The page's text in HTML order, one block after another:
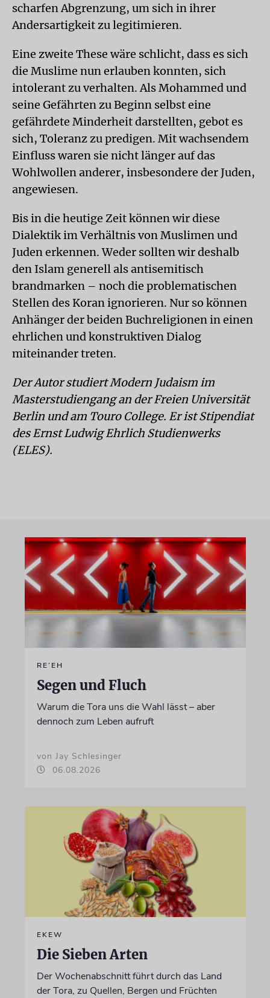
scharfen Abgrenzung, um sich in ihrer
Andersartigkeit zu legitimieren.
Eine zweite These wäre schlicht, dass es sich
die Muslime nun erlauben konnten, sich
intolerant zu verhalten. Als Mohammed und
seine Gefährten zu Beginn selbst eine
gefährdete Minderheit darstellten, gebot es
sich, Toleranz zu predigen. Mit wachsendem
Einfluss waren sie nicht länger auf das
Wohlwollen anderer, insbesondere der Juden,
angewiesen.
Bis in die heutige Zeit können wir diese
Dialektik im Verhältnis von Muslimen und
Juden erkennen. Weder sollten wir deshalb
den Islam generell als antisemitisch
brandmarken – noch die problematischen
Stellen des Koran ignorieren. Nur so können
Anhänger der beiden Buchreligionen in einen
ehrlichen und konstruktiven Dialog
miteinander treten.
Der Autor studiert Modern Judaism im
Masterstudiengang an der Freien Universität
Berlin und am Touro College. Er ist Stipendiat
des Ernst Ludwig Ehrlich Studienwerks
(ELES).
RE’EH
Segen und Fluch
Warum die Tora uns die Wahl lässt – aber
dennoch zum Leben aufruft
von Jay Schlesinger
06.08.2026
EKEW
Die Sieben Arten
Der Wochenabschnitt führt durch das Land
der Tora, zu Quellen, Bergen und Früchten